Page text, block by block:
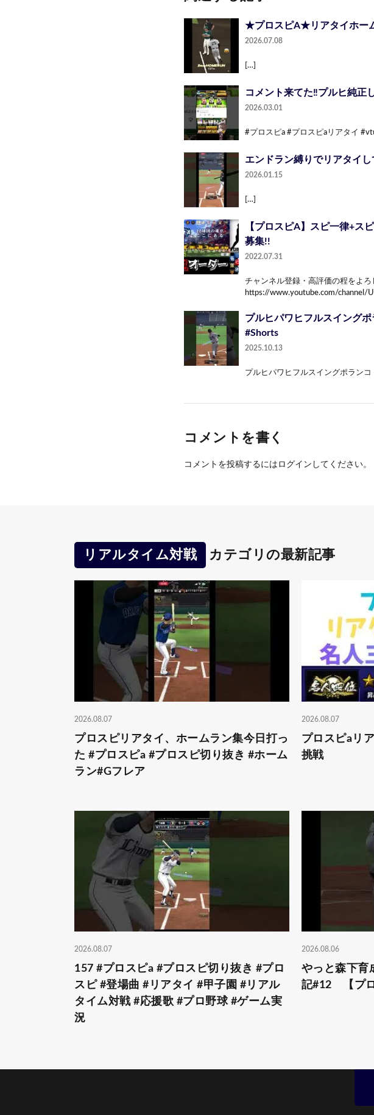
★プロスピA★リアタイホー
2026.07.08
[…]
コメント来てた‼️プルヒ純正
2026.03.01
#プロスピa #プロスピaリアタイ
エンドラン縛りでリアタイ
2026.01.15
[…]
【プロスピA】スピ一律+ス
募集!!
2022.07.31
チャンネル登録・高評価の程をよろ
https://www.youtube.com/channel/
プルヒパワヒフルスイング
#Shorts
2025.10.13
プルヒパワヒフルスイングポラン
コメントを書く
コメントを投稿するには ログイン してください。
リアルタイム対戦 カテゴリの最新記事
2026.08.07
プロスピリアタイ、ホームラン集今日打っ
た #プロスピa #プロスピ切り抜き #ホーム
ラン#Gフレア
2026.08.07
プロスピaリ
挑戦
2026.08.07
157 #プロスピa #プロスピ切り抜き #プロ
スピ #登場曲 #リアタイ #甲子園 #リアル
タイム対戦 #応援歌 #プロ野球 #ゲーム実
況
2026.08.06
やっと森下
記#12 【プロ